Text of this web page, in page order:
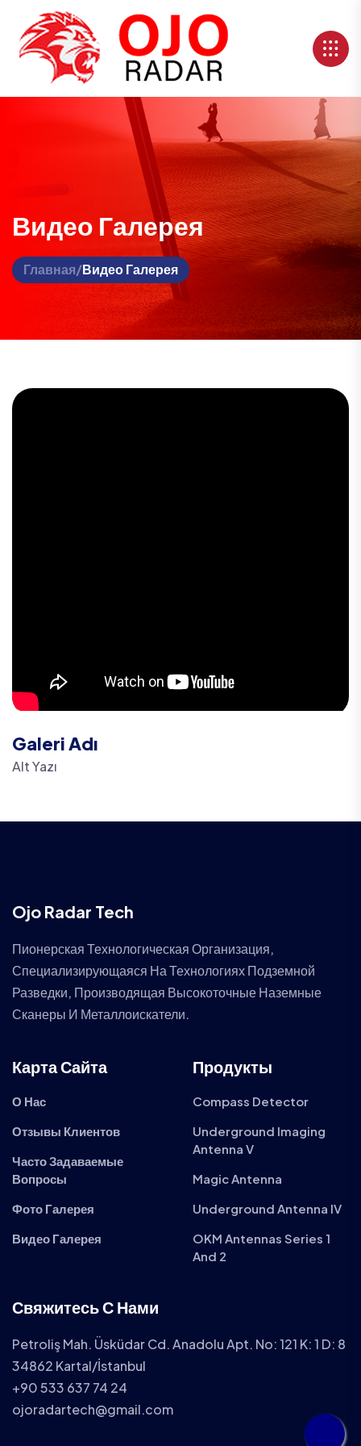
Видео Галерея
Главная/Видео Галерея
Galeri Adı
Alt Yazı
Ojo Radar Tech
Пионерская Технологическая Организация,
Специализирующаяся На Технологиях Подземной
Разведки, Производящая Высокоточные Наземные
Сканеры И Металлоискатели.
Карта Сайта
О Нас
Отзывы Клиентов
Часто Задаваемые
Вопросы
Фото Галерея
Видео Галерея
Продукты
Compass Detector
Underground Imaging
Antenna V
Magic Antenna
Underground Antenna IV
OKM Antennas Series 1
And 2
Свяжитесь С Нами
Petroliş Mah. Üsküdar Cd. Anadolu Apt. No: 121 K: 1 D: 8
34862 Kartal/İstanbul
+90 533 637 74 24
ojoradartech@gmail.com